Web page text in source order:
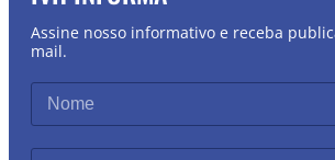
Assine nosso informativo e receba
mail.